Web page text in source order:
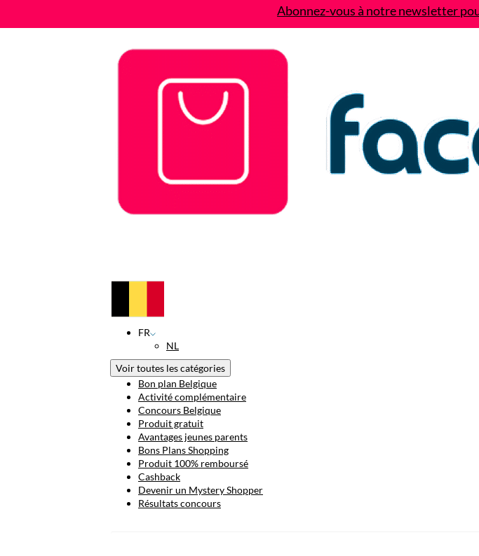
Abonnez-vous à notre newsletter
FR
NL
Voir toutes les catégories
Bon plan Belgique
Activité complémentaire
Concours Belgique
Produit gratuit
Avantages jeunes parents
Bons Plans Shopping
Produit 100% remboursé
Cashback
Devenir un Mystery Shopper
Résultats concours